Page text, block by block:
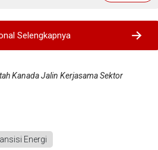
Selengkapnya
Kanada Jalin Kerjasama Sektor
Energi